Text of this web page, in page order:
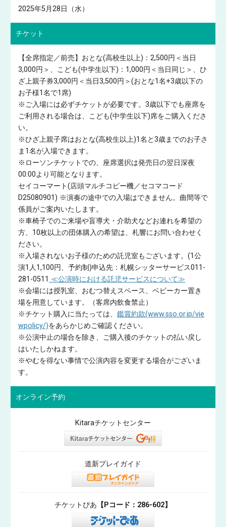
2025年5月28日（水）
チケット
【全席指定／前売】おとな(高校生以上)：2,500円＜当日
3,000円＞、こども(中学生以下)：1,000円＜当日同じ＞、ひ
ざ上親子券3,000円＜当日3,500円＞(おとな1名+3歳以下の
お子様1名で1席)
※ご入場には必ずチケットが必要です。3歳以下でも座席を
ご利用される場合は、こども(中学生以下)席をご購入くださ
い。
※ひざ上親子席はおとな(高校生以上)1名と3歳までのお子さ
ま1名が入場できます。
※ローソンチケットでの、座席選択は発売日の翌日深夜
00:00より可能となります。
セイコーマート(店頭マルチコピー機／セコマコード
D25080901) ※演奏の途中での入場はできません。曲間等で
係員がご案内いたします。
※車椅子でのご来場や盲導犬・介助犬などお連れを希望の
方、10枚以上の団体購入の希望は、札響にお問い合わせく
ださい。
※入場されないお子様のための託児室もございます。(1公
演1人1,100円、予約制)申込先：札幌シッターサービス011-
281-0511 ≪公演時における託児サービスについて≫
※会場には授乳室、おむつ替えスペース、ベビーカー置き
場を用意しています。（客席内飲食禁止）
※チケット購入に当たっては、 鑑賞約款(www.sso.or.jp/vie
wpolicy/)をあらかじめご確認ください。
※公演中止の場合を除き、ご購入後のチケットの払い戻し
はいたしかねます。
※やむを得ない事情で公演内容を変更する場合がございま
す。
オンライン予約
Kitaraチケットセンター
道新プレイガイド
チケットぴあ 【Pコード：286-602】